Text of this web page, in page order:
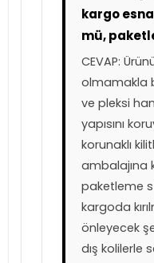
kargo
mü,
CEVAP:
olmamakla
ve pleksi
yapısını
korunaklı
ambalajına
paketleme
kargoda
önleyecek
dış kolilerle